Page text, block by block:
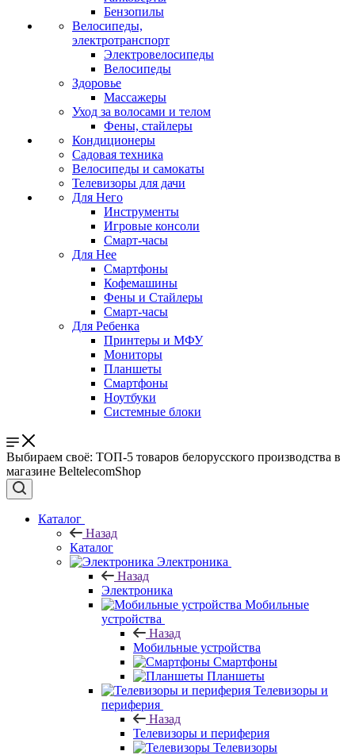
Бензопилы
Велосипеды,
электротранспорт
Электровелосипеды
Велосипеды
Здоровье
Массажеры
Уход за волосами и телом
Фены, стайлеры
Кондиционеры
Садовая техника
Велосипеды и самокаты
Телевизоры для дачи
Для Него
Инструменты
Игровые консоли
Смарт-часы
Для Нее
Смартфоны
Кофемашины
Фены и Стайлеры
Смарт-часы
Для Ребенка
Принтеры и МФУ
Мониторы
Планшеты
Смартфоны
Ноутбуки
Системные блоки
Выбираем своё: ТОП-5 товаров белорусского производства в
магазине BeltelecomShop
Каталог
Назад
Каталог
Электроника
Назад
Электроника
Мобильные
устройства
Назад
Мобильные устройства
Смартфоны
Планшеты
Телевизоры и
периферия
Назад
Телевизоры и периферия
Телевизоры